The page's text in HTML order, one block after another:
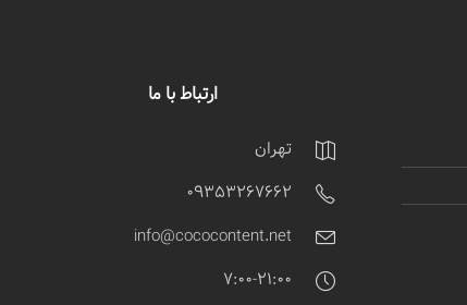
ارتباط با ما
تهران
09353267662
info@cococontent.net
7:00-21:00